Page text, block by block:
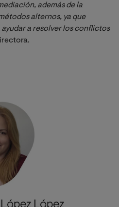
además de la
alternos, ya que
a resolver los conflictos